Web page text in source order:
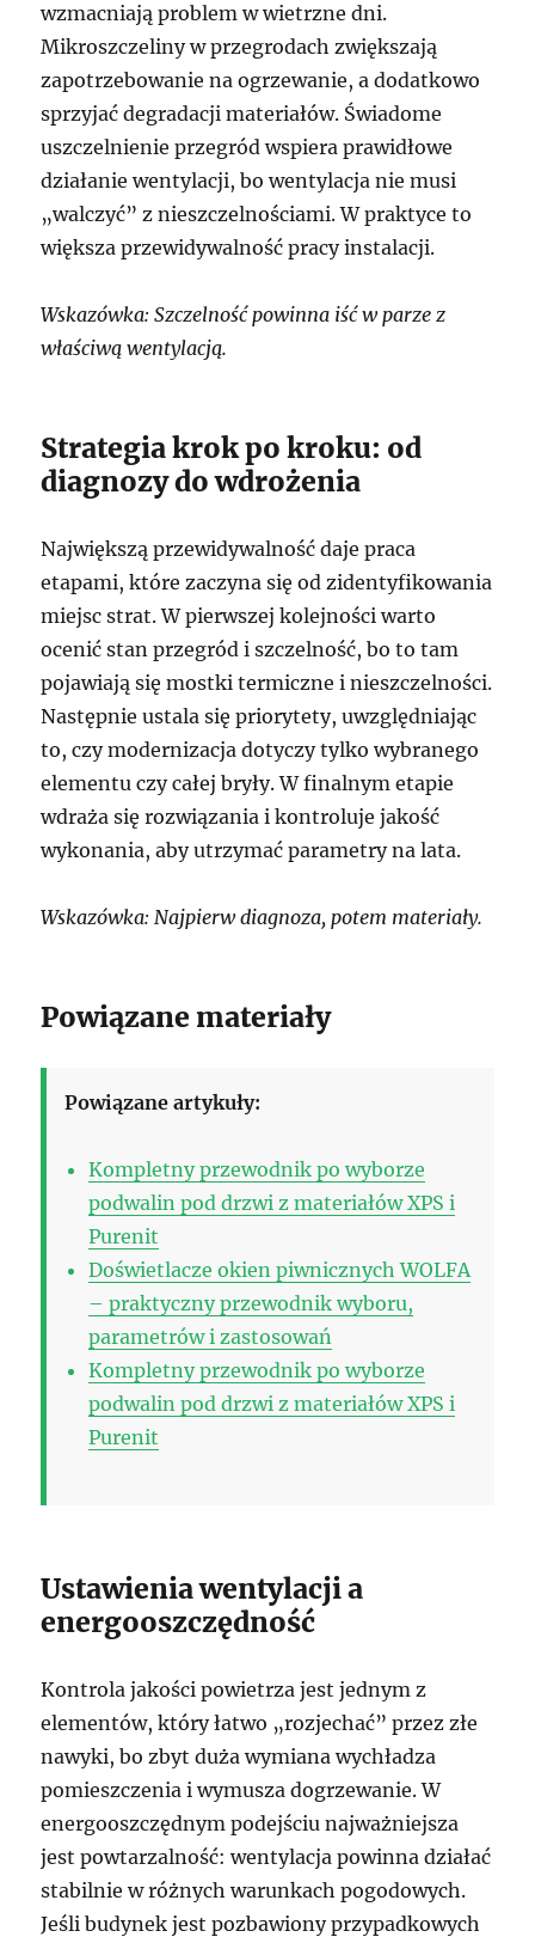
wzmacniają problem w wietrzne dni.
Mikroszczeliny w przegrodach zwiększają
zapotrzebowanie na ogrzewanie, a dodatkowo
sprzyjać degradacji materiałów. Świadome
uszczelnienie przegród wspiera prawidłowe
działanie wentylacji, bo wentylacja nie musi
„walczyć” z nieszczelnościami. W praktyce to
większa przewidywalność pracy instalacji.
Wskazówka: Szczelność powinna iść w parze z
właściwą wentylacją.
Strategia krok po kroku: od
diagnozy do wdrożenia
Największą przewidywalność daje praca
etapami, które zaczyna się od zidentyfikowania
miejsc strat. W pierwszej kolejności warto
ocenić stan przegród i szczelność, bo to tam
pojawiają się mostki termiczne i nieszczelności.
Następnie ustala się priorytety, uwzględniając
to, czy modernizacja dotyczy tylko wybranego
elementu czy całej bryły. W finalnym etapie
wdraża się rozwiązania i kontroluje jakość
wykonania, aby utrzymać parametry na lata.
Wskazówka: Najpierw diagnoza, potem materiały.
Powiązane materiały
Powiązane artykuły:
Kompletny przewodnik po wyborze
podwalin pod drzwi z materiałów XPS i
Purenit
Doświetlacze okien piwnicznych WOLFA
– praktyczny przewodnik wyboru,
parametrów i zastosowań
Kompletny przewodnik po wyborze
podwalin pod drzwi z materiałów XPS i
Purenit
Ustawienia wentylacji a
energooszczędność
Kontrola jakości powietrza jest jednym z
elementów, który łatwo „rozjechać” przez złe
nawyki, bo zbyt duża wymiana wychładza
pomieszczenia i wymusza dogrzewanie. W
energooszczędnym podejściu najważniejsza
jest powtarzalność: wentylacja powinna działać
stabilnie w różnych warunkach pogodowych.
Jeśli budynek jest pozbawiony przypadkowych